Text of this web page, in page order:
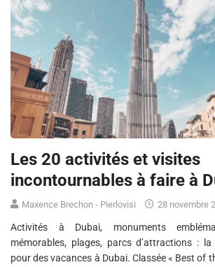
Les 20 activités et visites
incontournables à faire à
Maxence Brechon - Pierlovisi 28 novembre
Activités à Dubai, monuments
mémorables, plages, parcs d’attractions :
pour des vacances à Dubai. Classée « Best of